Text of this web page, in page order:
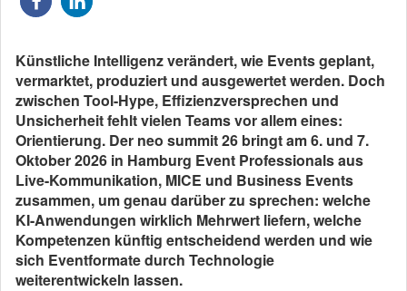
Künstliche Intelligenz verändert, wie Events geplant,
vermarktet, produziert und ausgewertet werden. Doch
zwischen Tool-Hype, Effizienzversprechen und
Unsicherheit fehlt vielen Teams vor allem eines:
Orientierung. Der neo summit 26 bringt am 6. und 7.
Oktober 2026 in Hamburg Event Professionals aus
Live-Kommunikation, MICE und Business Events
zusammen, um genau darüber zu sprechen: welche
KI-Anwendungen wirklich Mehrwert liefern, welche
Kompetenzen künftig entscheidend werden und wie
sich Eventformate durch Technologie
weiterentwickeln lassen.